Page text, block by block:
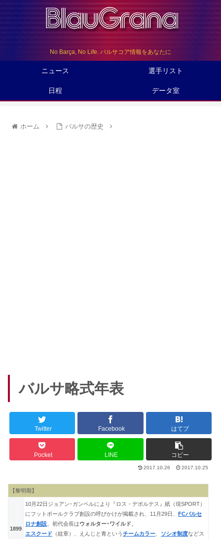
No Barça, No Life. バルサコア情報をあなたに
ニュース 選手リスト
日程 データ室
ホーム バルサの歴史
バルサ略式年表
Twitter Facebook はてブ
Pocket LINE コピー
2017.10.26 2017.10.25
【黎明期】
1899
10月22日ジョアン･ガンペルにより『ロス・デポルテス』紙（現SPORT）
にフットボールクラブ創設の呼びかけが掲載され、11月29日、
FCバルセ
ロナ創設 。初代会長はウォルター･ワイルド
エスクード （紋章）、えんじと青という チームカラー ソシオ制度などス